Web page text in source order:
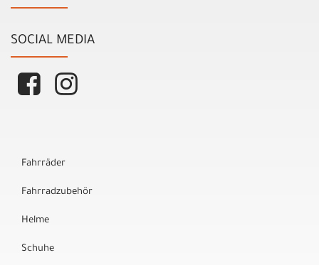
SOCIAL MEDIA
Fahrräder
Fahrradzubehör
Helme
Schuhe